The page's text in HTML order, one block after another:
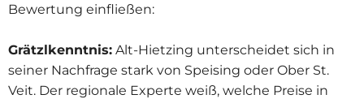
Bewertung einfließen:
Grätzlkenntnis: Alt-Hietzing unterscheidet sich in
seiner Nachfrage stark von Speising oder Ober St.
Veit. Der regionale Experte weiß, welche Preise in